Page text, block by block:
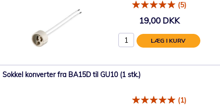
(5)
19,00 DKK
LÆG I KURV
Sokkel konverter fra BA15D til GU10 (1 stk.)
(1)